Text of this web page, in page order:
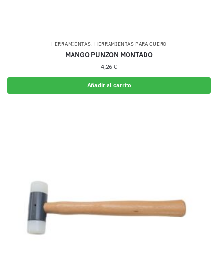
HERRAMIENTAS, HERRAMIENTAS PARA CUERO
MANGO PUNZON MONTADO
4,26 €
Añadir al carrito